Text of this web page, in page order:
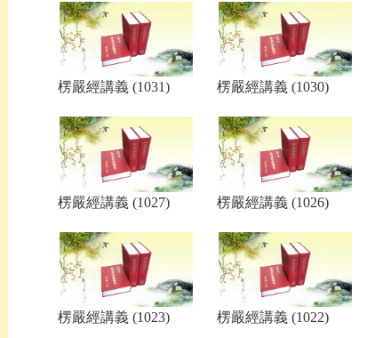
楞嚴經講義 (1031) 楞嚴經講義 (1030)
楞嚴經講義 (1027) 楞嚴經講義 (1026)
楞嚴經講義 (1023) 楞嚴經講義 (1022)